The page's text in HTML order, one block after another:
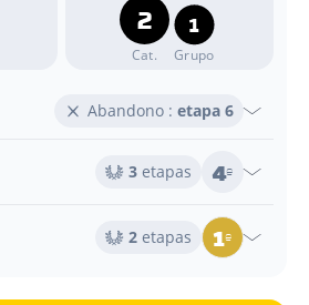
2
Cat.
1
Grupo
Abandono : etapa 6
3 etapas 4e
2 etapas 1e